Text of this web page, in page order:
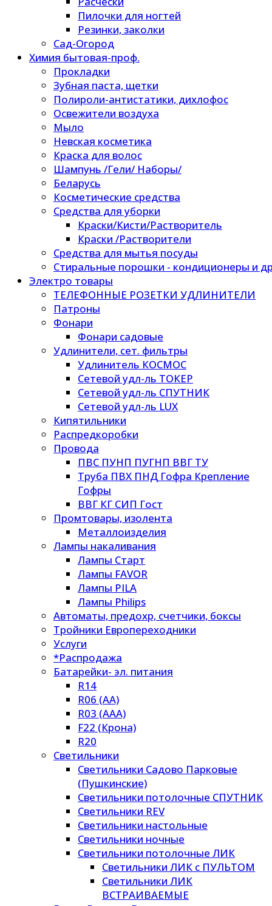
Пилочки для ногтей
Резинки, заколки
Сад-Огород
Химия бытовая-проф.
Прокладки
Зубная паста, щетки
Полироли-антистатики, дихлофос
Освежители воздуха
Мыло
Невская косметика
Краска для волос
Шампунь /Гели/ Наборы/
Беларусь
Косметические средства
Средства для уборки
Краски/Кисти/Растворитель
Краски /Растворители
Средства для мытья посуды
Стиральные порошки - кондиционеры и
Электро товары
ТЕЛЕФОННЫЕ РОЗЕТКИ УДЛИНИТЕЛИ
Патроны
Фонари
Фонари садовые
Удлинители, сет. фильтры
Удлинитель КОСМОС
Сетевой удл-ль ТОКЕР
Сетевой удл-ль СПУТНИК
Сетевой удл-ль LUX
Кипятильники
Распредкоробки
Провода
ПВС ПУНП ПУГНП ВВГ ТУ
Труба ПВХ ПНД Гофра Крепление
Гофры
ВВГ КГ СИП Гост
Промтовары, изолента
Металлоизделия
Лампы накаливания
Лампы Старт
Лампы FAVOR
Лампы PILA
Лампы Philips
Автоматы, предохр, счетчики, боксы
Тройники Европереходники
Услуги
*Распродажа
Батарейки- эл. питания
R14
R06 (AA)
R03 (AAA)
F22 (Крона)
R20
Светильники
Светильники Садово Парковые
(Пушкинские)
Светильники потолочные СПУТНИК
Светильники REV
Светильники настольные
Светильники ночные
Светильники потолочные ЛИК
Светильники ЛИК с ПУЛЬТОМ
Светильники ЛИК
ВСТРАИВАЕМЫЕ